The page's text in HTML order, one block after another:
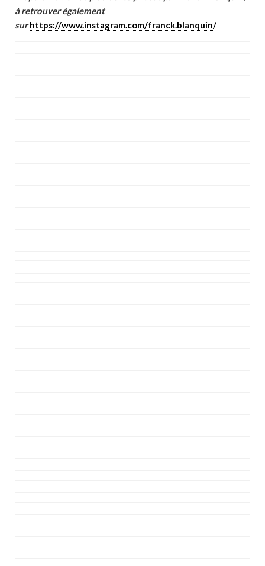
à retrouver également
sur https://www.instagram.com/franck.blanquin/